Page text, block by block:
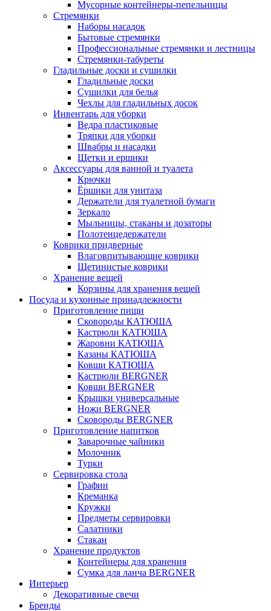
Мусорные контейнеры-пепельницы
Стремянки
Наборы насадок
Бытовые стремянки
Профессиональные стремянки и лестницы
Стремянки-табуреты
Гладильные доски и сушилки
Гладильные доски
Сушилки для белья
Чехлы для гладильных досок
Инвентарь для уборки
Ведра пластиковые
Тряпки для уборки
Швабры и насадки
Щетки и ершики
Аксессуары для ванной и туалета
Крючки
Ёршики для унитаза
Держатели для туалетной бумаги
Зеркало
Мыльницы, стаканы и дозаторы
Полотенцедержатели
Коврики придверные
Влаговпитывающие коврики
Щетинистые коврики
Хранение вещей
Корзины для хранения вещей
Посуда и кухонные принадлежности
Приготовление пищи
Сковороды КАТЮША
Кастрюли КАТЮША
Жаровни КАТЮША
Казаны КАТЮША
Ковши КАТЮША
Кастрюли BERGNER
Ковши BERGNER
Крышки универсальные
Ножи BERGNER
Сковороды BERGNER
Приготовление напитков
Заварочные чайники
Молочник
Турки
Сервировка стола
Графин
Креманка
Кружки
Предметы сервировки
Салатники
Стакан
Хранение продуктов
Контейнеры для хранения
Сумка для ланча BERGNER
Интерьер
Декоративные свечи
Бренды